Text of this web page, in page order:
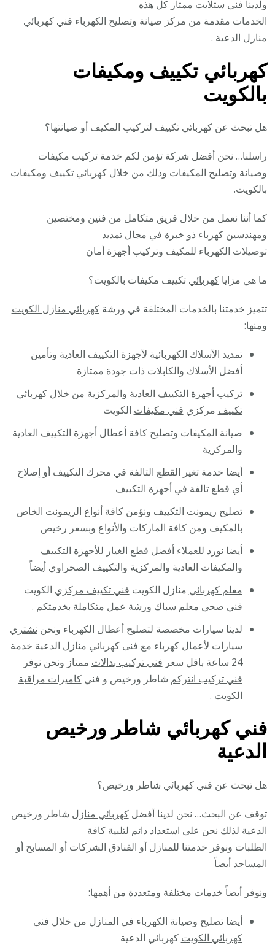
ولدينا فني ستلايت ممتاز كل هذه
الخدمات مقدمة من مركز صيانة وتصليح الكهرباء فني كهربائي
منازل الدعية .
كهربائي تكييف ومكيفات
بالكويت
هل تبحث عن كهربائي تكييف لتركيب المكيف أو صيانتها؟
راسلنا… نحن أفضل شركة تؤمن لكم خدمة تركيب مكيفات
وصيانة وتصليح المكيفات وذلك من خلال كهربائي تكييف ومكيفات
بالكويت.
كما أننا نعمل من خلال فريق متكامل من فنين ومختصين
ومهندسين كهرباء ذو خبرة في مجال تمديد
توصيلات الكهرباء للمكيف وتركيب أجهزة أمان
ما هي مزاياكهربائي تكييف مكيفات بالكويت؟
تتميز خدمتنا بالخدمات المختلفة في ورشةكهربائي منازل الكويت
ومنها:
تمديد الأسلاك الكهربائية لأجهزة التكييف العادية وتأمين
أفضل الأسلاك والكابلات ذات جودة ممتازة
تركيب أجهزة التكييف العادية والمركزية من خلال كهربائي
تكييف مركزي فني مكيفات الكويت
صيانة المكيفات وتصليح كافة أعطال أجهزة التكييف العادية
والمركزية
أيضا خدمة تغير القطع التالفة في محرك التكييف أو إصلاح
أي قطع تالفة في أجهزة التكييف
تصليح ريمونت التكييف ونؤمن كافة أنواع الريمونت الخاص
بالمكيف ومن كافة الماركات والأنواع وبسعر رخيص
أيضا نورد للعملاء أفضل قطع الغيار للأجهزة التكييف
والمكيفات العادية والمركزية والتكييف الصحراوي أيضاً
معلم كهربائي منازل الكويت فني تكييف مركزي الكويت
فني صحي معلم سباك ورشة عمل متكاملة بخدمتكم .
لدينا سيارات مخصصة لتصليح أعطال الكهرباء ونحن نشتري
سيارات لأعمال كهرباء مع فنى كهربائي منازل الدعية خدمة
24 ساعة باقل سعر
فني تركيب بدالات ممتاز ونحن نوفر
فني تركيب انتركم شاطر ورخيص و فنيكاميرات مراقبة
الكويت .
فني كهربائي شاطر ورخيص
الدعية
هل تبحث عن فني كهربائي شاطر ورخيص؟
توقف عن البحث… نحن لدينا أفضلكهربائي منازل شاطر ورخيص
الدعية لذلك نحن على استعداد دائم لتلبية كافة
الطلبات ونوفر خدمتنا للمنازل أو الفنادق الشركات أو المسابح أو
المساجد أيضاً
ونوفر أيضاً خدمات مختلفة ومتعددة من أهمها:
أيضا تصليح وصيانة الكهرباء في المنازل من خلال فني
كهربائي الكويت كهربائي الدعية